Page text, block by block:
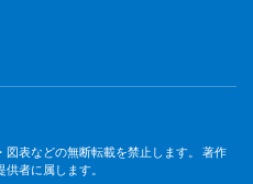
表などの無断転載を禁止します。 著作
者に属します。